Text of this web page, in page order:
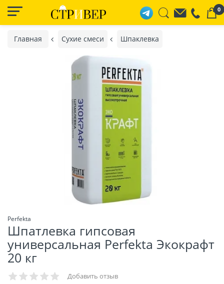
0
Главная Сухие смеси Шпаклевка
Perfekta
Шпатлевка гипсовая
универсальная Perfekta Экокрафт
20 кг
Добавить отзыв